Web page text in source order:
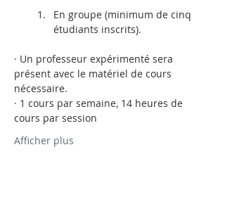
En groupe (minimum de cinq
étudiants inscrits).
· Un professeur expérimenté sera
présent avec le matériel de cours
nécessaire.
· 1 cours par semaine, 14 heures de
cours par session
Afficher plus